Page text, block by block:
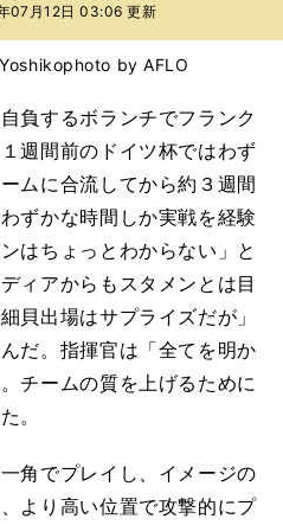
07月12日 03:06 更新
photo by AFLO
負するボランチでフランク
週間前のドイツ杯ではわず
ムに合流してから約３週間
ずかな時間しか実戦を経験
はちょっとわからない」と
ィアからもスタメンとは目
貝出場はサプライズだが」
だ。指揮官は「全てを明か
チームの質を上げるために
。
角でプレイし、イメージの
より高い位置で攻撃的にプ